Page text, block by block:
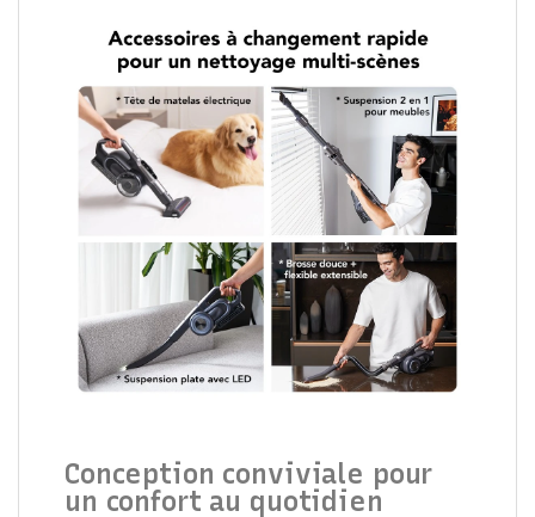
Conception conviviale pour
un confort au quotidien